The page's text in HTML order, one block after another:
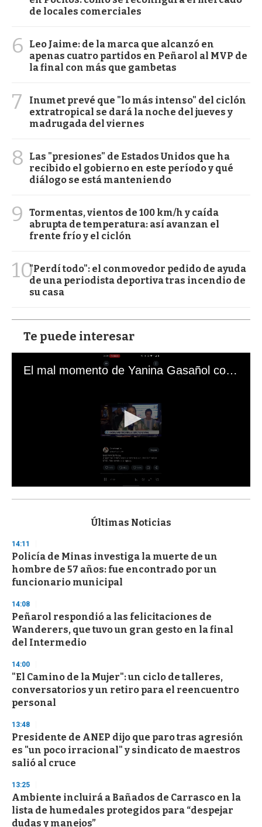
de locales comerciales
6
Leo Jaime: de la marca que alcanzó en
apenas cuatro partidos en Peñarol al MVP de
la final con más que gambetas
7
Inumet prevé que "lo más intenso" del ciclón
extratropical se dará la noche del jueves y
madrugada del viernes
8
Las "presiones" de Estados Unidos que ha
recibido el gobierno en este período y qué
diálogo se está manteniendo
9
Tormentas, vientos de 100 km/h y caída
abrupta de temperatura: así avanzan el
frente frío y el ciclón
10"Perdí todo": el conmovedor pedido de ayuda
de una periodista deportiva tras incendio de
su casa
Te puede interesar
El mal momento de Yanina Gasañol con un hincha argentino en "Subrayado"
s
d
s
o
f
3
s
e
c
o
n
Últimas Noticias
14:11
Policía de Minas investiga la muerte de un
hombre de 57 años: fue encontrado por un
funcionario municipal
14:08
Peñarol respondió a las felicitaciones de
Wanderers, que tuvo un gran gesto en la final
del Intermedio
14:00
"El Camino de la Mujer": un ciclo de talleres,
conversatorios y un retiro para el reencuentro
personal
13:48
Presidente de ANEP dijo que paro tras agresión
es "un poco irracional" y sindicato de maestros
salió al cruce
13:25
Ambiente incluirá a Bañados de Carrasco en la
lista de humedales protegidos para “despejar
dudas y manejos”